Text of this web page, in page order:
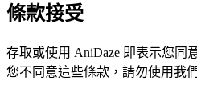
條款接受
存取或使用 AniDaze 即表示您同
您不同意這些條款，請勿使用我